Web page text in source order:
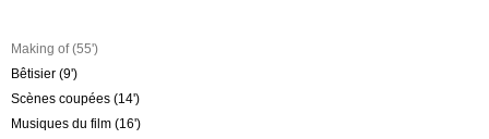
Making of (55')
Bêtisier (9')
Scènes coupées (14')
Musiques du film (16')